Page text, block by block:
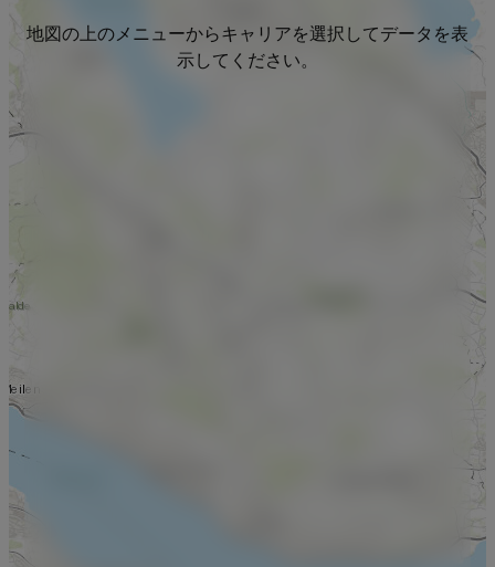
地図の上のメニューからキャリアを選択してデータを表
示してください。